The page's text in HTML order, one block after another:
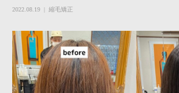
2022.08.19 縮毛矯正